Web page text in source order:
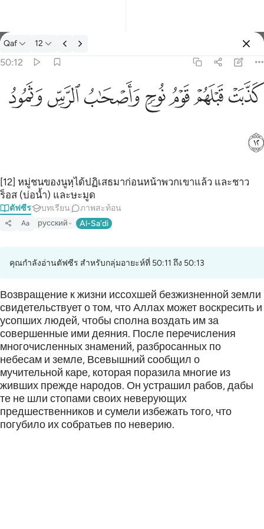
ตัฟซีร: Qaf 50:12
Qaf 12
50:12
كذبت قبلهم قوم نوح واصحاب الرس وثمود ١٢
كَذَّبَتْ قَبْلَهُمْ قَوْمُ نُوحٍۢ وَأَصْحَـٰبُ ٱلرَّسِّ وَثَمُودُ ١٢
ﲫﲬﲭﲮﲯﲰﲱ
ﲲ
[12] หมู่ชนของนูหฺได้ปฏิเสธมาก่อนหน้าพวกเขาแล้ว และชาว
ร็อส (บ่อน้ำ) และษะมูด
ตัฟซีร บทเรียน ภาพสะท้อน
Aa русский Al-Sa'di
คุณกำลังอ่านตัฟซีร สำหรับกลุ่มอายะห์ที่ 50:11 ถึง 50:13
Возвращение к жизни иссохшей безжизненной земли
свидетельствует о том, что Аллах может воскресить и
усопших людей, чтобы сполна воздать им за
совершенные ими деяния. После перечисления
многочисленных знамений, разбросанных по
небесам и земле, Всевышний сообщил о
мучительной каре, которая поразила многие из
живших прежде народов. Он устрашил рабов, дабы
те не шли стопами своих неверующих
предшественников и сумели избежать того, что
погубило их собратьев по неверию.